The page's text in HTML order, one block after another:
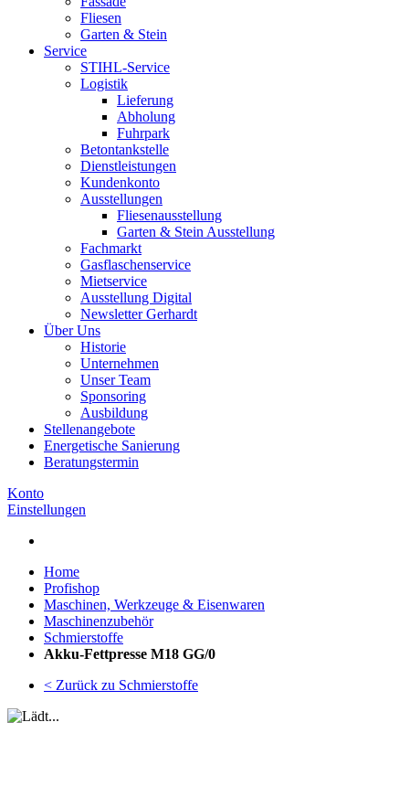
Fliesen
Garten & Stein
Service
STIHL-Service
Logistik
Lieferung
Abholung
Fuhrpark
Betontankstelle
Dienstleistungen
Kundenkonto
Ausstellungen
Fliesenausstellung
Garten & Stein Ausstellung
Fachmarkt
Gasflaschenservice
Mietservice
Ausstellung Digital
Newsletter Gerhardt
Über Uns
Historie
Unternehmen
Unser Team
Sponsoring
Ausbildung
Stellenangebote
Energetische Sanierung
Beratungstermin
Konto
Einstellungen
Home
Profishop
Maschinen, Werkzeuge & Eisenwaren
Maschinenzubehör
Schmierstoffe
Akku-Fettpresse M18 GG/0
< Zurück zu Schmierstoffe